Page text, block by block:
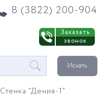
8 (3822) 200-904
Заказать
звонок
Искать
Стенка "Дения-1"